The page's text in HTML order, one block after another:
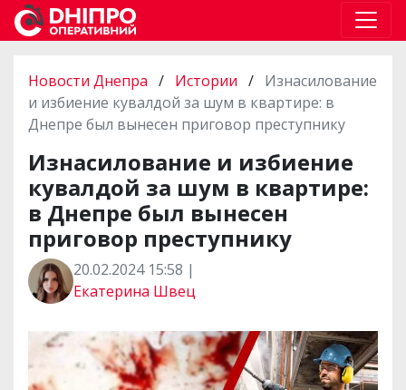
Новости Днепра / Истории / Изнасилование
и избиение кувалдой за шум в квартире: в
Днепре был вынесен приговор преступнику
Изнасилование и избиение
кувалдой за шум в квартире:
в Днепре был вынесен
приговор преступнику
20.02.2024 15:58 |
Екатерина Швец